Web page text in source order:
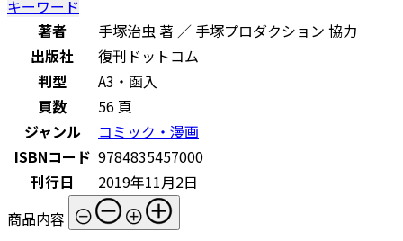
キーワード
著者
手塚治虫 著 ／ 手塚プロダクション 協力
出版社
復刊ドットコム
判型
A3・函入
頁数
56 頁
ジャンル
コミック・漫画
ISBNコード 9784835457000
刊行日
2019年11月2日
商品内容